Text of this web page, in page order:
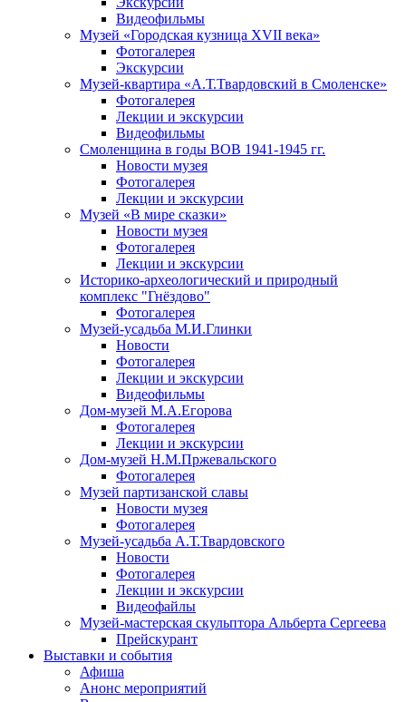
Видеофильмы
Музей «Городская кузница XVII века»
Фотогалерея
Экскурсии
Музей-квартира «А.Т.Твардовский в Смоленске»
Фотогалерея
Лекции и экскурсии
Видеофильмы
Смоленщина в годы ВОВ 1941-1945 гг.
Новости музея
Фотогалерея
Лекции и экскурсии
Музей «В мире сказки»
Новости музея
Фотогалерея
Лекции и экскурсии
Историко-археологический и природный
комплекс "Гнёздово"
Фотогалерея
Музей-усадьба М.И.Глинки
Новости
Фотогалерея
Лекции и экскурсии
Видеофильмы
Дом-музей М.А.Егорова
Фотогалерея
Лекции и экскурсии
Дом-музей Н.М.Пржевальского
Фотогалерея
Музей партизанской славы
Новости музея
Фотогалерея
Музей-усадьба А.Т.Твардовского
Новости
Фотогалерея
Лекции и экскурсии
Видеофайлы
Музей-мастерская скульптора Альберта Сергеева
Прейскурант
Выставки и события
Афиша
Анонс мероприятий